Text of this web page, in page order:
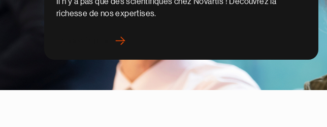
Un nouveau rapport à l'entreprise